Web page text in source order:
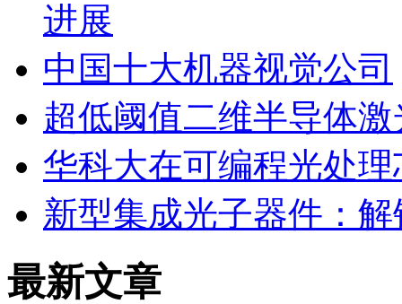
进展
中国十大机器视觉公司
超低阈值二维半导体
华科大在可编程光处
新型集成光子器件：
最新文章